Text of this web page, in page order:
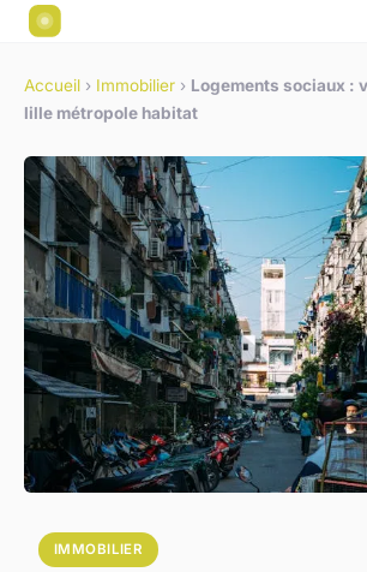
Accueil › Immobilier › Logements sociaux :
lille métropole habitat
IMMOBILIER